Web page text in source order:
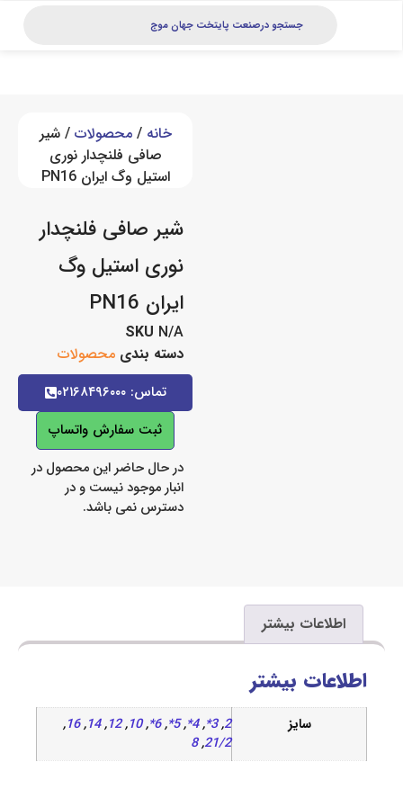
محصولات/ شیر
صافی فلنچدار نوری
استیل وگ ایران PN16
شیر صافی فلنچدار
نوری استیل وگ
محصولات
ثبت سفارش واتساپ
در حال حاضر این محصول در
انبار موجود نیست و در
دسترس نمی باشد.
بیشتر
بیشتر
2
,
3*
6*
,
10
,
12
,
14
,
16
,